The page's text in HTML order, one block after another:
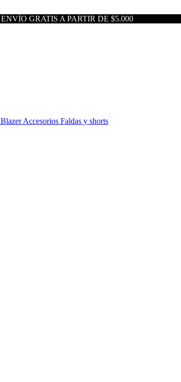
ENVÍO GRATIS A PARTIR DE $5.000
BlazerAccesorios Faldas y shorts